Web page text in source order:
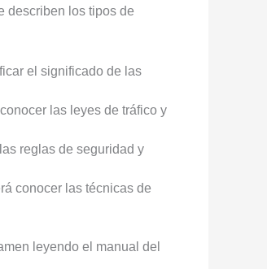
describen los tipos de
el significado de las
las leyes de tráfico y
reglas de seguridad y
conocer las técnicas de
leyendo el manual del